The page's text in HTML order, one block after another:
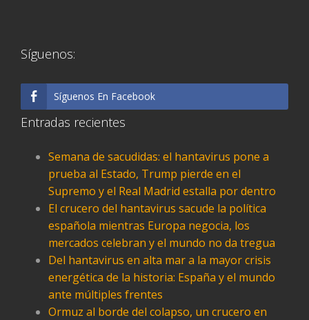
Síguenos:
Síguenos En Facebook
Entradas recientes
Semana de sacudidas: el hantavirus pone a
prueba al Estado, Trump pierde en el
Supremo y el Real Madrid estalla por dentro
El crucero del hantavirus sacude la política
española mientras Europa negocia, los
mercados celebran y el mundo no da tregua
Del hantavirus en alta mar a la mayor crisis
energética de la historia: España y el mundo
ante múltiples frentes
Ormuz al borde del colapso, un crucero en